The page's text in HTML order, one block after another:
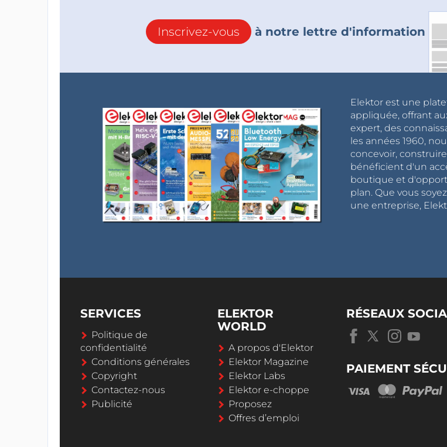
Inscrivez-vous à notre lettre d'information
Elektor est une
appliquée, offrant
expert, des
les années 1960,
concevoir,
bénéficient d'un
boutique et
plan. Que vous
une entreprise,
SERVICES
Politique de
confidentialité
Conditions générales
Copyright
Contactez-nous
Publicité
ELEKTOR
WORLD
A propos d'Elektor
Elektor Magazine
Elektor Labs
Elektor e-choppe
Proposez
Offres d’emploi
RÉSEAUX
PAIEMENT